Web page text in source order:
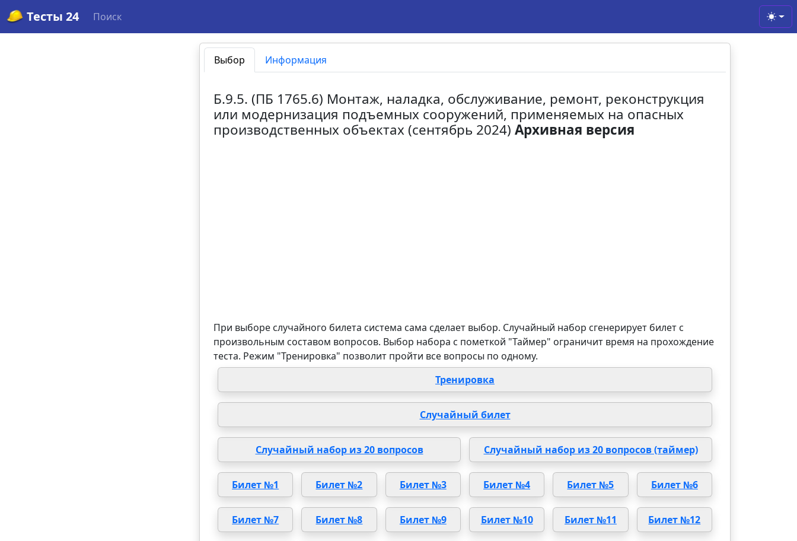
Тесты 24 Поиск
Выбор Информация
Б.9.5. (ПБ 1765.6) Монтаж, наладка, обслуживание, ремонт, реконструкция
или модернизация подъемных сооружений, применяемых на опасных
производственных объектах (сентябрь 2024) Архивная версия
При выборе случайного билета система сама сделает выбор. Случайный набор сгенерирует билет с
произвольным составом вопросов. Выбор набора с пометкой "Таймер" ограничит время на прохождение
теста. Режим "Тренировка" позволит пройти все вопросы по одному.
Тренировка
Случайный билет
Случайный набор из 20 вопросов Случайный набор из 20 вопросов (таймер)
Билет №1 Билет №2 Билет №3 Билет №4 Билет №5 Билет №6
Билет №7 Билет №8 Билет №9 Билет №10 Билет №11 Билет №12